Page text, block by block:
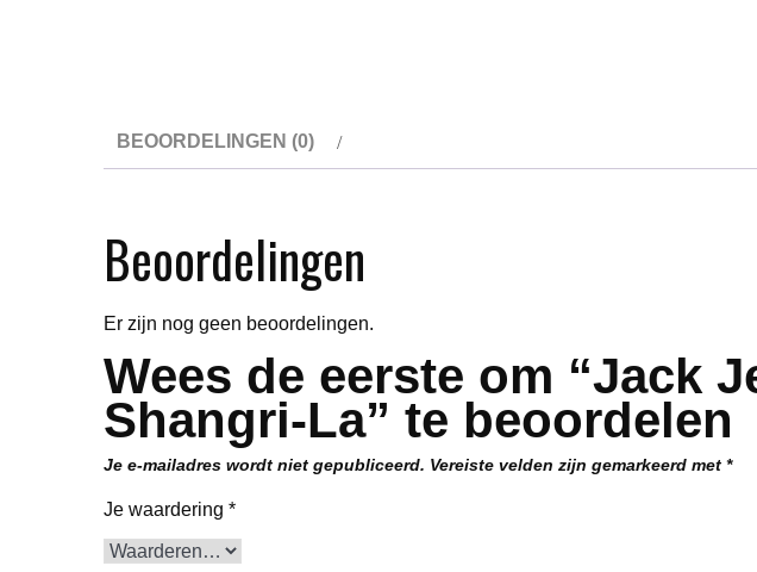
BEOORDELINGEN (0)
Beoordelingen
Er zijn nog geen beoordelingen.
Wees de eerste om “Jack
Shangri-La” te beoordelen
Je e-mailadres wordt niet gepubliceerd. Vereiste velden zijn gemarkeerd met *
Je waardering *